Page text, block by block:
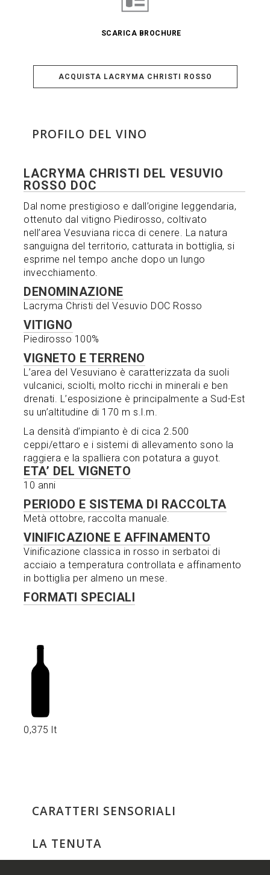
SCARICA BROCHURE
ACQUISTA LACRYMA CHRISTI ROSSO
PROFILO DEL VINO
LACRYMA CHRISTI DEL VESUVIO
ROSSO DOC
Dal nome prestigioso e dall’origine leggendaria,
ottenuto dal vitigno Piedirosso, coltivato
nell’area Vesuviana ricca di cenere. La natura
sanguigna del territorio, catturata in bottiglia, si
esprime nel tempo anche dopo un lungo
invecchiamento.
DENOMINAZIONE
Lacryma Christi del Vesuvio DOC Rosso
VITIGNO
Piedirosso 100%
VIGNETO E TERRENO
L’area del Vesuviano è caratterizzata da suoli
vulcanici, sciolti, molto ricchi in minerali e ben
drenati. L’esposizione è principalmente a Sud-Est
su un’altitudine di 170 m s.l.m.
La densità d’impianto è di cica 2.500
ceppi/ettaro e i sistemi di allevamento sono la
raggiera e la spalliera con potatura a guyot.
ETA’ DEL VIGNETO
10 anni
PERIODO E SISTEMA DI RACCOLTA
Metà ottobre, raccolta manuale.
VINIFICAZIONE E AFFINAMENTO
Vinificazione classica in rosso in serbatoi di
acciaio a temperatura controllata e affinamento
in bottiglia per almeno un mese.
FORMATI SPECIALI
0,375 lt
CARATTERI SENSORIALI
LA TENUTA